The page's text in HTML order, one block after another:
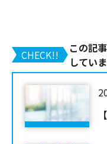
CHECK!!
この記
していま